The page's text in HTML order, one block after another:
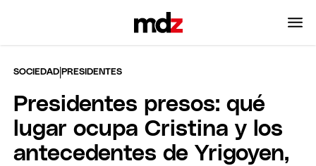
SOCIEDAD |PRESIDENTES
Presidentes presos: qué
lugar ocupa Cristina y los
antecedentes de Yrigoyen,